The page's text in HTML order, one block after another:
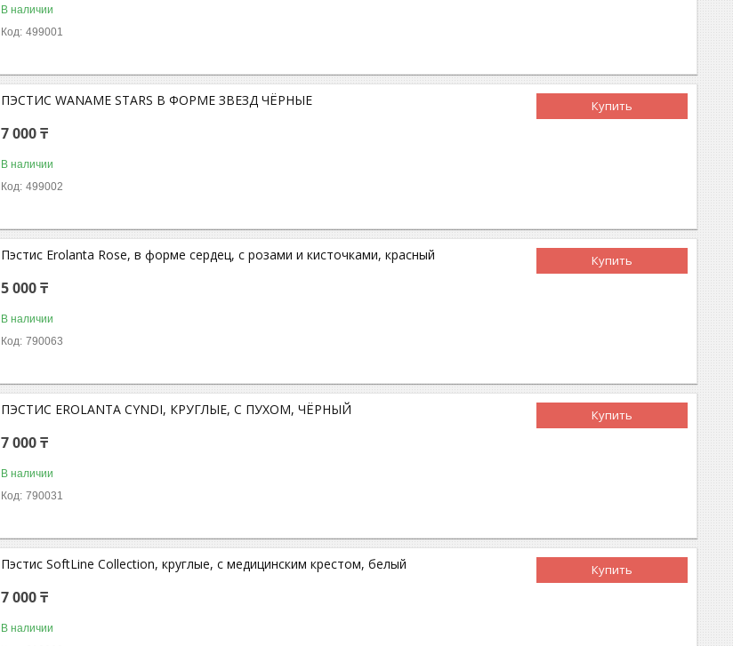
В наличии
499001
Купить
ПЭСТИС WANAME STARS В ФОРМЕ ЗВЕЗД ЧЁРНЫЕ
7 000 ₸
В наличии
499002
Купить
Пэстис Erolanta Rose, в форме сердец, с розами и кисточками, красный
5 000 ₸
В наличии
790063
Купить
ПЭСТИС EROLANTA CYNDI, КРУГЛЫЕ, С ПУХОМ, ЧЁРНЫЙ
7 000 ₸
В наличии
790031
Купить
Пэстис SoftLine Collection, круглые, с медицинским крестом, белый
7 000 ₸
В наличии